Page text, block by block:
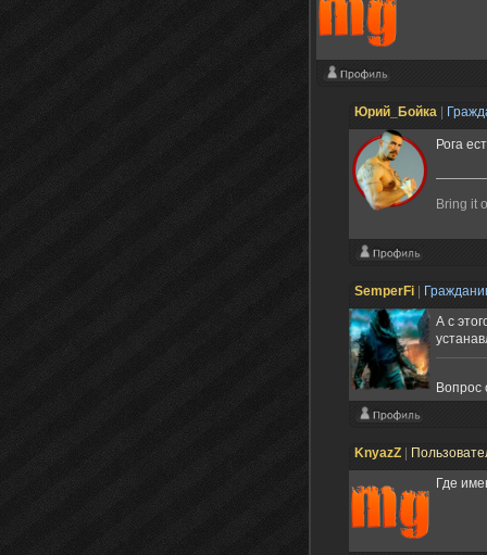
Юрий_Бойка
Рога
Bring it
SemperFi
А с
Вопрос
KnyаzZ
Где